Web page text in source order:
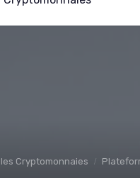
Cryptomonnaies